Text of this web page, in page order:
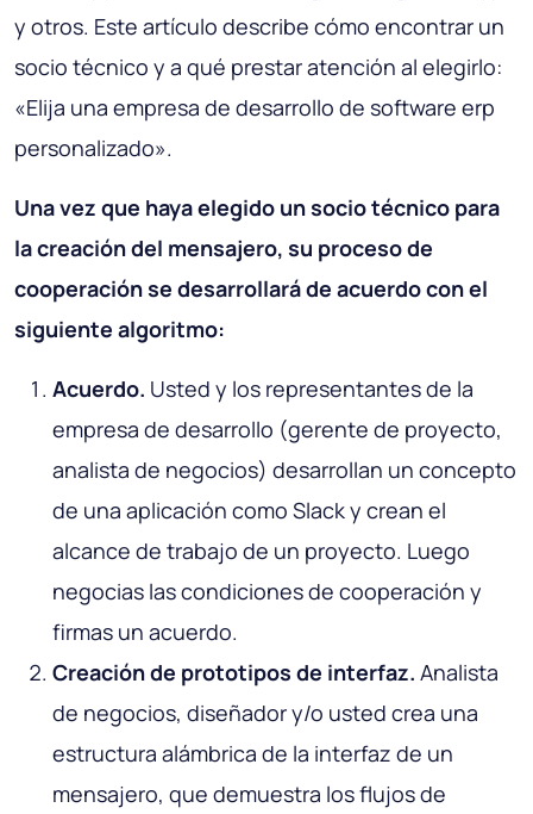
y otros. Este artículo describe cómo encontrar un
socio técnico y a qué prestar atención al elegirlo:
«Elija una empresa de desarrollo de software erp
personalizado».
Una vez que haya elegido un socio técnico para
la creación del mensajero, su proceso de
cooperación se desarrollará de acuerdo con el
siguiente algoritmo:
Acuerdo. Usted y los representantes de la
empresa de desarrollo (gerente de proyecto,
analista de negocios) desarrollan un concepto
de una aplicación como Slack y crean el
alcance de trabajo de un proyecto. Luego
negocias las condiciones de cooperación y
firmas un acuerdo.
Creación de prototipos de interfaz. Analista
de negocios, diseñador y/o usted crea una
estructura alámbrica de la interfaz de un
mensajero, que demuestra los flujos de